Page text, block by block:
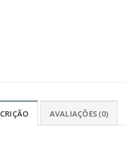
AVALIAÇÕES (0)